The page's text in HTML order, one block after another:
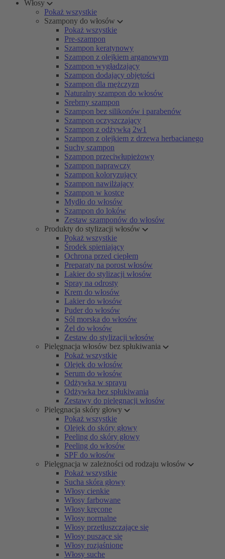
Włosy
Pokaż wszystkie
Szampony do włosów
Pokaż wszystkie
Pre-szampon
Szampon keratynowy
Szampon z olejkiem arganowym
Szampon wygładzający
Szampon dodający objętości
Szampon dla mężczyzn
Naturalny szampon do włosów
Srebrny szampon
Szampon bez silikonów i parabenów
Szampon oczyszczający
Szampon z odżywką 2w1
Szampon z olejkiem z drzewa herbacianego
Suchy szampon
Szampon przeciwłupieżowy
Szampon naprawczy
Szampon koloryzujący
Szampon nawilżający
Szampon w kostce
Mydło do włosów
Szampon do loków
Zestaw szamponów do włosów
Produkty do stylizacji włosów
Pokaż wszystkie
Środek spieniający
Ochrona przed ciepłem
Preparaty na porost włosów
Lakier do stylizacji włosów
Spray na odrosty
Krem do włosów
Lakier do włosów
Puder do włosów
Sól morska do włosów
Żel do włosów
Zestaw do stylizacji włosów
Pielęgnacja włosów bez spłukiwania
Pokaż wszystkie
Olejek do włosów
Serum do włosów
Odżywka w sprayu
Odżywka bez spłukiwania
Zestawy do pielęgnacji włosów
Pielęgnacja skóry głowy
Pokaż wszystkie
Olejek do skóry głowy
Peeling do skóry głowy
Peeling do włosów
SPF do włosów
Pielęgnacja w zależności od rodzaju włosów
Pokaż wszystkie
Sucha skóra głowy
Włosy cienkie
Włosy farbowane
Włosy kręcone
Włosy normalne
Włosy przetłuszczające się
Włosy puszące się
Włosy rozjaśnione
Włosy suche